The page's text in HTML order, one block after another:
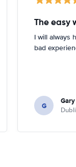
I will always
bad
G